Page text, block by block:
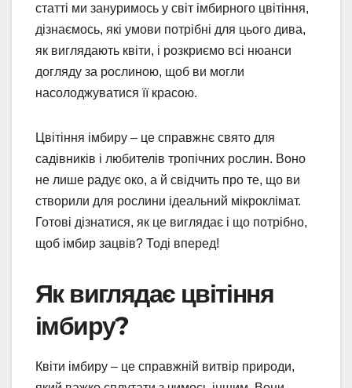
статті ми зануримось у світ імбирного цвітіння,
дізнаємось, які умови потрібні для цього дива,
як виглядають квіти, і розкриємо всі нюанси
догляду за рослиною, щоб ви могли
насолоджуватися її красою.
Цвітіння імбиру – це справжнє свято для
садівників і любителів тропічних рослин. Воно
не лише радує око, а й свідчить про те, що ви
створили для рослини ідеальний мікроклімат.
Готові дізнатися, як це виглядає і що потрібно,
щоб імбир зацвів? Тоді вперед!
Як виглядає цвітіння
імбиру?
Квіти імбиру – це справжній витвір природи,